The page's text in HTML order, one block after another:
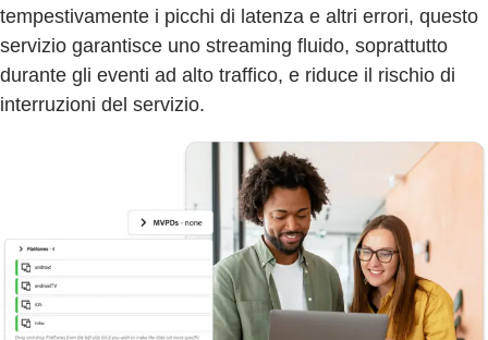
tempestivamente i picchi di latenza e altri errori, questo
servizio garantisce uno streaming fluido, soprattutto
durante gli eventi ad alto traffico, e riduce il rischio di
interruzioni del servizio.